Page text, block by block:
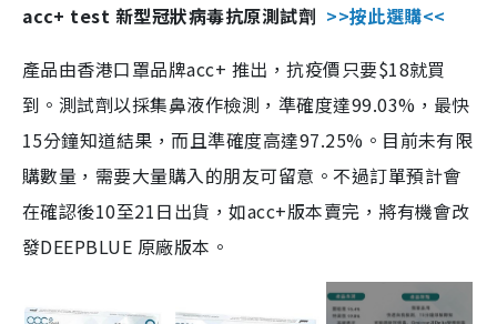
acc+ test 新型冠狀病毒抗原測試劑 >>按此選購<<
產品由香港口罩品牌acc+ 推出，抗疫價只要$18就買
到。測試劑以採集鼻液作檢測，準確度達99.03%，最快
15分鐘知道結果，而且準確度高達97.25%。目前未有限
購數量，需要大量購入的朋友可留意。不過訂單預計會
在確認後10至21日出貨，如acc+版本賣完，將有機會改
發DEEPBLUE 原廠版本。